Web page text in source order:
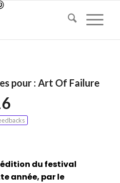
pour : Art Of Failure
édition du festival
année, par le